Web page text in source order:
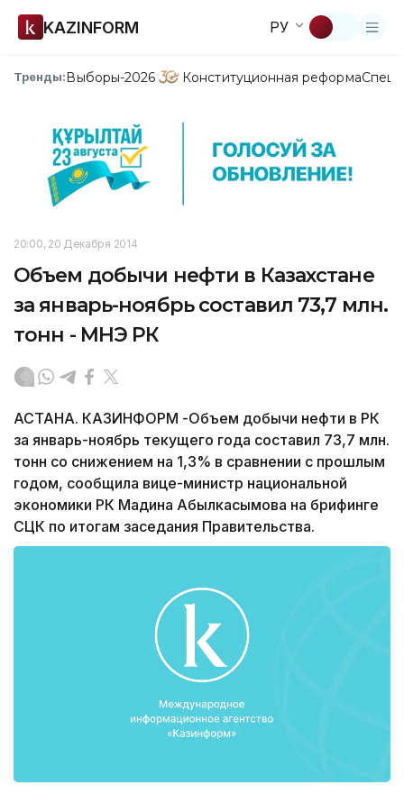
KAZINFORM РУ
Тренды:Выборы-2026 Конституционная реформа
20:00, 20 Декабря 2014
Объем добычи нефти в Казахстане
за январь-ноябрь составил 73,7 млн.
тонн - МНЭ РК
АСТАНА. КАЗИНФОРМ -Объем добычи нефти в РК
за январь-ноябрь текущего года составил 73,7 млн.
тонн со снижением на 1,3% в сравнении с прошлым
годом, сообщила вице-министр национальной
экономики РК Мадина Абылкасымова на брифинге
СЦК по итогам заседания Правительства.